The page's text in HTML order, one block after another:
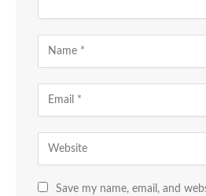
Save my name, email, and